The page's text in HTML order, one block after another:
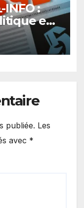
INFO :
en
publiée. Les
avec *